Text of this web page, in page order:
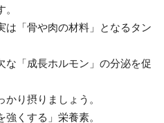
は「骨や肉の材料」となるタン
な「成長ホルモン」の分泌を促
り摂りましょう。
くする」栄養素。